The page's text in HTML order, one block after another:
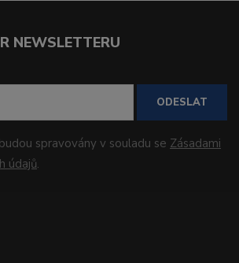
NEWSLETTERU
ODESLAT
spravovány v souladu se Zásadami
údajů.